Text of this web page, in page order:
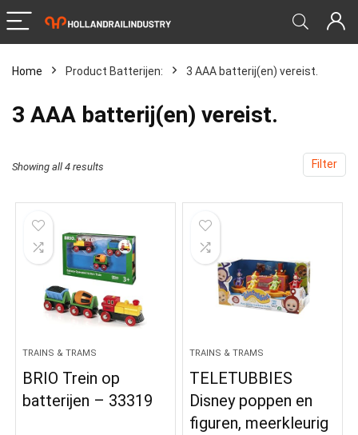
Home Product Batterijen: ‎3 AAA batterij(en) vereist.
‎3 AAA batterij(en) vereist.
Filter
Showing all 4 results
TRAINS & TRAMS
BRIO Trein op
batterijen – 33319
TRAINS & TRAMS
TELETUBBIES
Disney poppen en
figuren, meerkleurig